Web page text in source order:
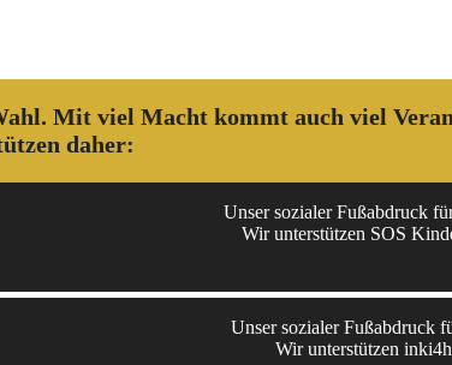
Mit viel Macht kommt auch viel
daher:
Unser sozialer Fußabdruck
Wir unterstützen SOS
Unser sozialer Fußabdruck
Wir unterstützen